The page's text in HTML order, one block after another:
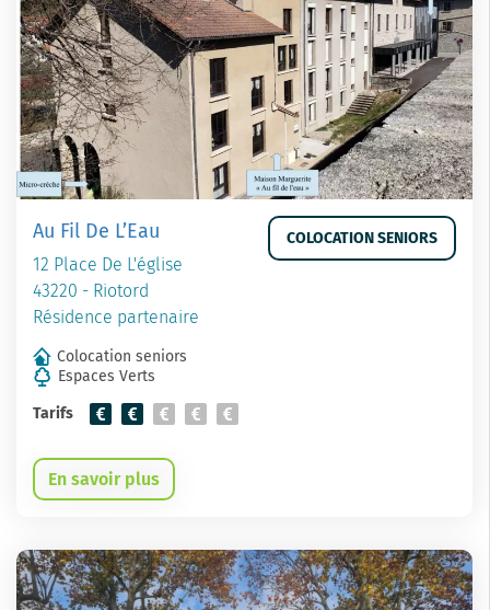
Au Fil De L’Eau
12 Place De L'église
43220 - Riotord
Résidence partenaire
COLOCATION SENIORS
Colocation seniors
Espaces Verts
Tarifs
En savoir plus